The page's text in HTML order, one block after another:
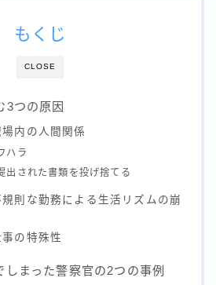
CLOSE
もくじ
3つの原因
内の人間関係
ハラ
出された書類を投げ捨てる
則な勤務による生活リズムの崩
の特殊性
しまった警察官の2つの事例